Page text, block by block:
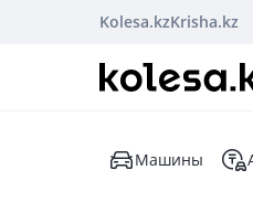
Kolesa.kzKrisha.kz
Машины